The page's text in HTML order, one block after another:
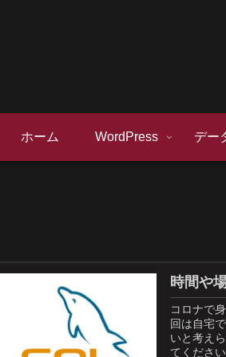
ホーム WordPress デー
時間や
コロナで
回は自宅
いと考え
てくださ